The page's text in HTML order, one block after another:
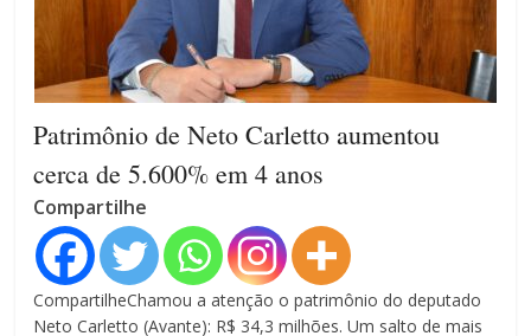
Patrimônio de Neto Carletto aumentou
cerca de 5.600% em 4 anos
Compartilhe
CompartilheChamou a atenção o patrimônio do deputado
Neto Carletto (Avante): R$ 34,3 milhões. Um salto de mais